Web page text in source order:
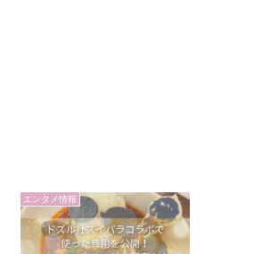
エンタメ情報